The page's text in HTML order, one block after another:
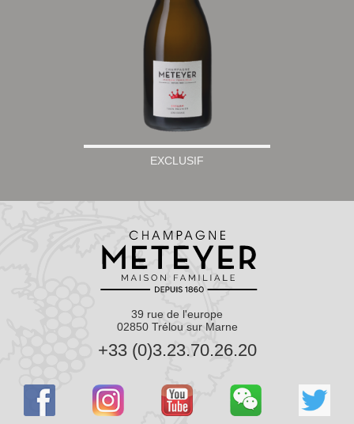
EXCLUSIF
39 rue de l'europe
02850 Trélou sur Marne
+33 (0)3.23.70.26.20